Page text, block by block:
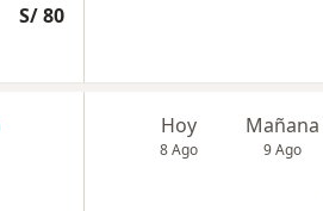
S/ 80
Hoy
8 Ago
Mañana
9 Ago